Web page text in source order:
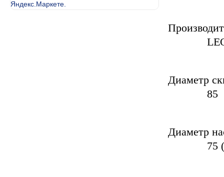
LEO
85
75